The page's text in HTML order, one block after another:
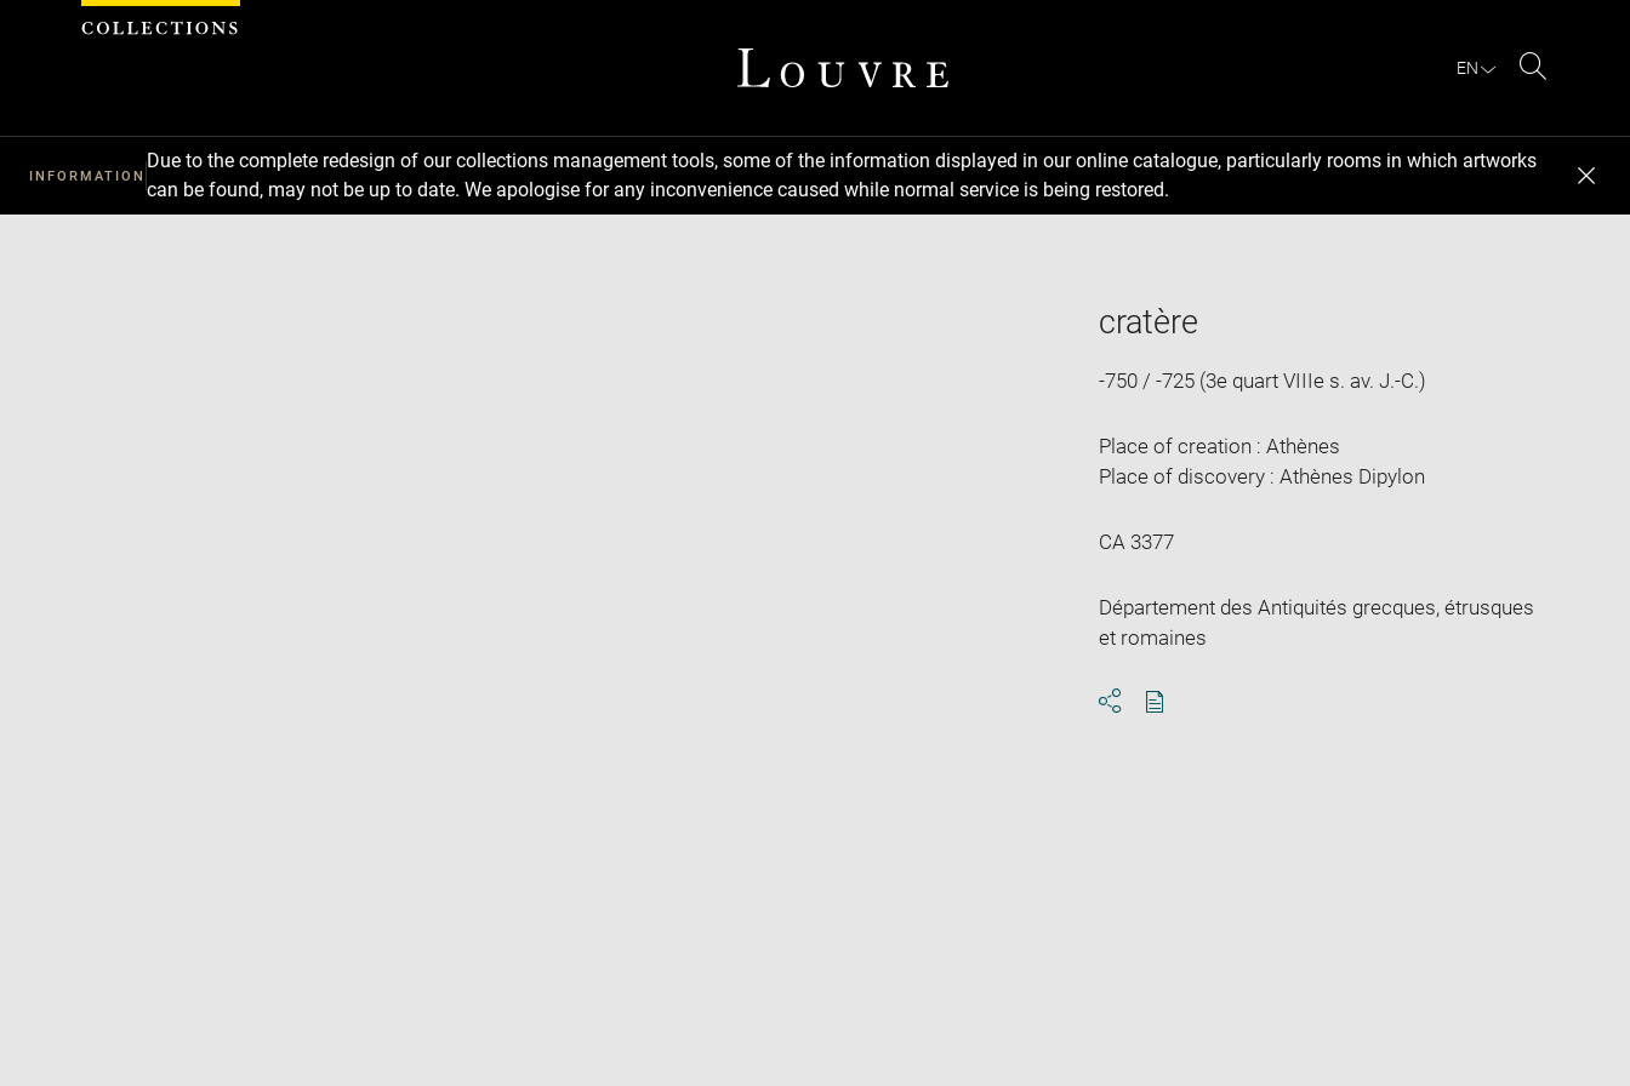
EN
INFORMATION
Due to the complete redesign of our collections management tools, some of the information displayed in our online catalogue, particularly rooms in which artworks
can be found, may not be up to date. We apologise for any inconvenience caused while normal service is being restored.
cratère
-750 / -725 (3e quart VIIIe s. av. J.-C.)
Place of creation : Athènes
Place of discovery : Athènes Dipylon
CA 3377
Département des Antiquités grecques, étrusques
et romaines
Cookies management panel